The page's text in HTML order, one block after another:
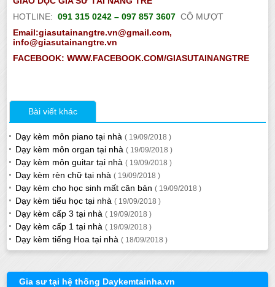
HOTLINE: 091 315 0242 – 097 857 3607CÔ MƯỢT
Email:giasutainangtre.vn@gmail.com,
info@giasutainangtre.vn
FACEBOOK: WWW.FACEBOOK.COM/GIASUTAINANGTRE
Bài viết khác
Dạy kèm môn piano tại nhà( 19/09/2018 )
Dạy kèm môn organ tại nhà( 19/09/2018 )
Dạy kèm môn guitar tại nhà( 19/09/2018 )
Dạy kèm rèn chữ tại nhà( 19/09/2018 )
Dạy kèm cho học sinh mất căn bản( 19/09/2018 )
Dạy kèm tiểu học tại nhà( 19/09/2018 )
Dạy kèm cấp 3 tại nhà( 19/09/2018 )
Dạy kèm cấp 1 tại nhà( 19/09/2018 )
Dạy kèm tiếng Hoa tại nhà( 18/09/2018 )
Gia sư tại hệ thống Daykemtainha.vn